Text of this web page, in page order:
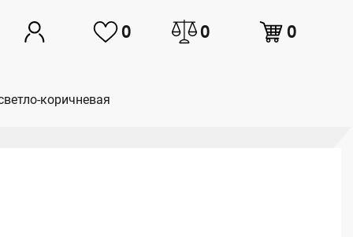
0 0 0
коричневая